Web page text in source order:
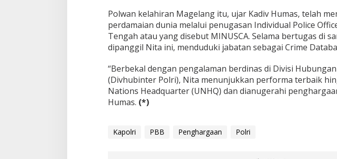
Polwan kelahiran Magelang itu, ujar Kadiv Humas, telah
perdamaian dunia melalui penugasan Individual Police
Tengah atau yang disebut MINUSCA. Selama bertugas di
dipanggil Nita ini, menduduki jabatan sebagai Crime
“Berbekal dengan pengalaman berdinas di Divisi
(Divhubinter Polri), Nita menunjukkan performa terbaik
Nations Headquarter (UNHQ) dan dianugerahi
Humas. (*)
Kapolri PBB Penghargaan Polri